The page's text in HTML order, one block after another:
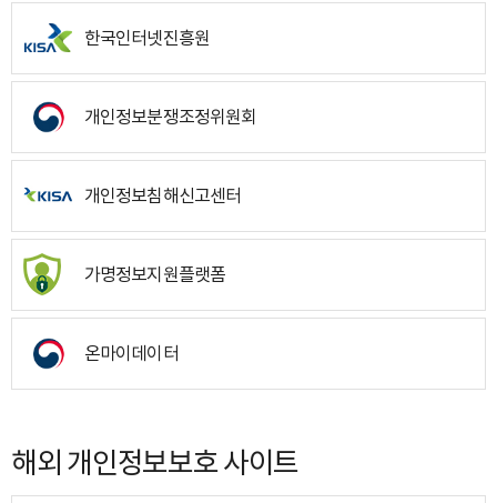
한국인터넷진흥원
개인정보분쟁조정위원회
개인정보침해신고센터
가명정보지원플랫폼
온마이데이터
해외 개인정보보호 사이트